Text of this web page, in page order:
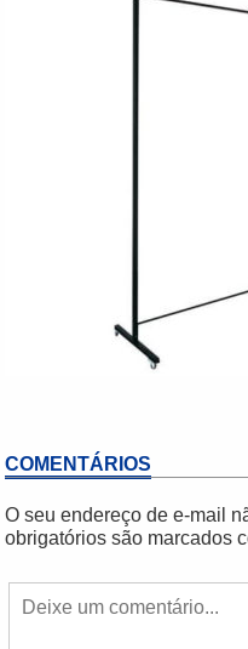
COMENTÁRIOS
O seu endereço de e-mail
obrigatórios são marcados